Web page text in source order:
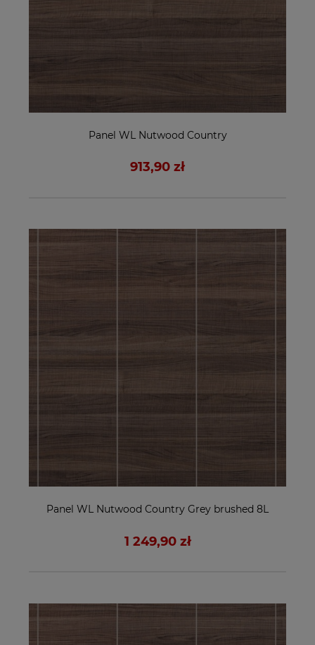
Panel WL Nutwood Country
913,90 zł
Panel WL Nutwood Country Grey brushed 8L
1 249,90 zł